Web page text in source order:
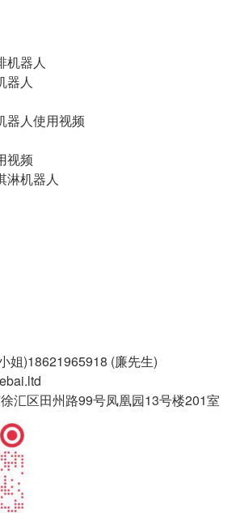
机器人
器人
器人使用视频
视频
淋机器人
姐)18621965918 (廉先生)
汇区田州路99号凤凰园13号楼201室